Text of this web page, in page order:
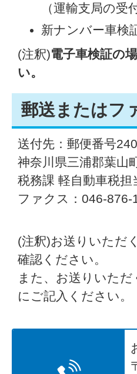
（運輸支局の受
新ナンバー車検
(注釈)電子車検証の
い。
郵送またはフ
送付先：郵便番号
神奈川県三浦郡葉山
税務課 軽自動車税担
ファクス：046-876-
(注釈)お送りいただ
確認ください。
また、お送りいた
にご記入ください。